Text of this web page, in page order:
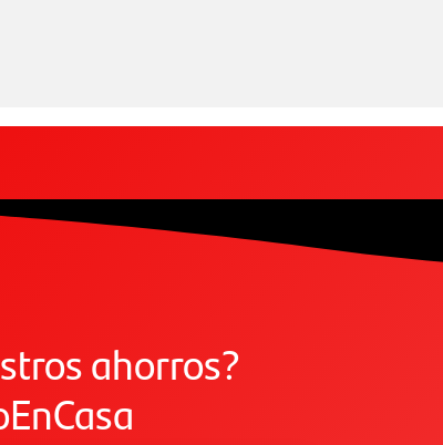
ahorros?